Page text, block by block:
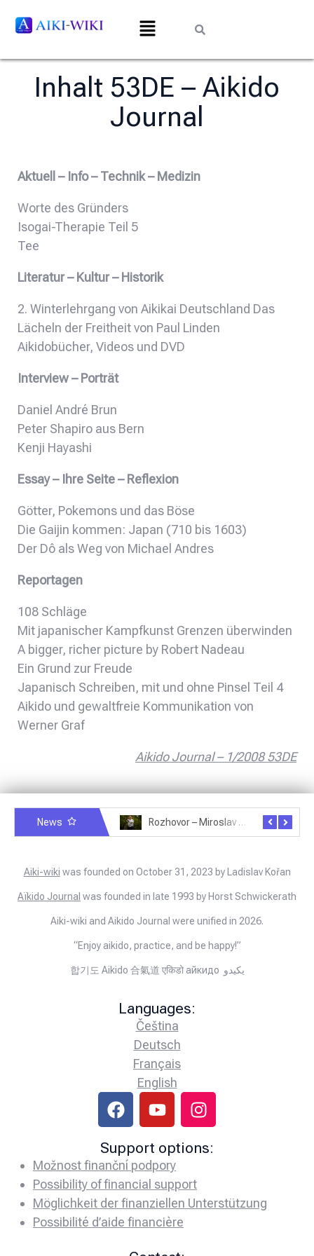
Inhalt 53DE – Aikido
Journal
Aktuell – Info – Technik – Medizin
Worte des Gründers
Isogai-Therapie Teil 5
Tee
Literatur – Kultur – Historik
2. Winterlehrgang von Aikikai Deutschland Das
Lächeln der Freitheit von Paul Linden
Aikidobücher, Videos und DVD
Interview – Porträt
Daniel André Brun
Peter Shapiro aus Bern
Kenji Hayashi
Essay – Ihre Seite – Reflexion
Götter, Pokemons und das Böse
Die Gaijin kommen: Japan (710 bis 1603)
Der Dô als Weg von Michael Andres
Reportagen
108 Schläge
Mit japanischer Kampfkunst Grenzen überwinden
A bigger, richer picture by Robert Nadeau
Ein Grund zur Freude
Japanisch Schreiben, mit und ohne Pinsel Teil 4
Aikido und gewaltfreie Kommunikation von
Werner Graf
Aikido Journal – 1/2008 53DE
News Rozhovor – Miroslav Šmíd – 22.3.2025
Aiki-wiki was founded on October 31, 2023 by Ladislav Kořan
Aïkido Journal was founded in late 1993 by Horst Schwickerath
Aiki-wiki and Aikido Journal were unified in 2026.
“Enjoy aikido, practice, and be happy!”
합기도 Aikido 合氣道 एकिडो айкидо يكيدو
Languages:
Čeština
Deutsch
Français
English
Support options:
Možnost finanční podpory
Possibility of financial support
Möglichkeit der finanziellen Unterstützung
Possibilité d’aide financière